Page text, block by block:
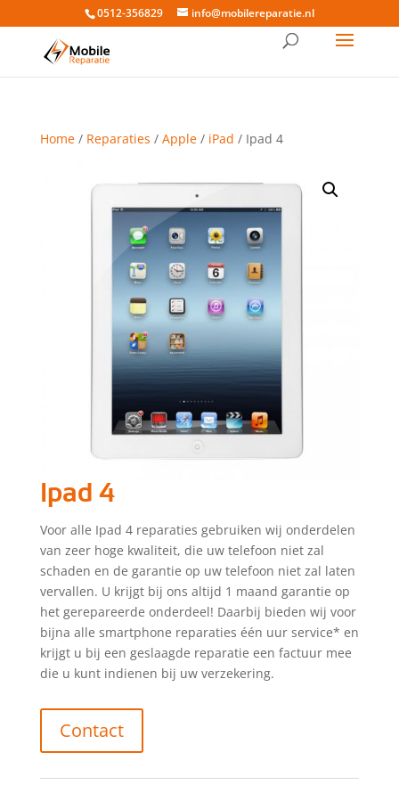
0512-356829 info@mobilereparatie.nl
Home/ Reparaties / Apple/ iPad / Ipad 4
Ipad 4
Voor alle Ipad 4 reparaties gebruiken wij onderdelen
van zeer hoge kwaliteit, die uw telefoon niet zal
schaden en de garantie op uw telefoon niet zal laten
vervallen. U krijgt bij ons altijd 1 maand garantie op
het gerepareerde onderdeel! Daarbij bieden wij voor
bijna alle smartphone reparaties één uur service* en
krijgt u bij een geslaagde reparatie een factuur mee
die u kunt indienen bij uw verzekering.
Contact